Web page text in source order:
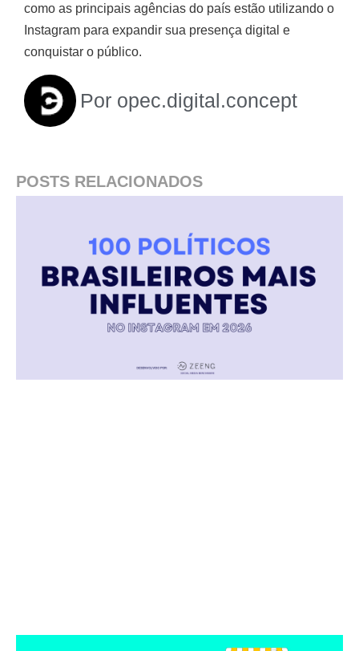
como as principais agências do país estão utilizando o
Instagram para expandir sua presença digital e
conquistar o público.
Por opec.digital.concept
POSTS RELACIONADOS